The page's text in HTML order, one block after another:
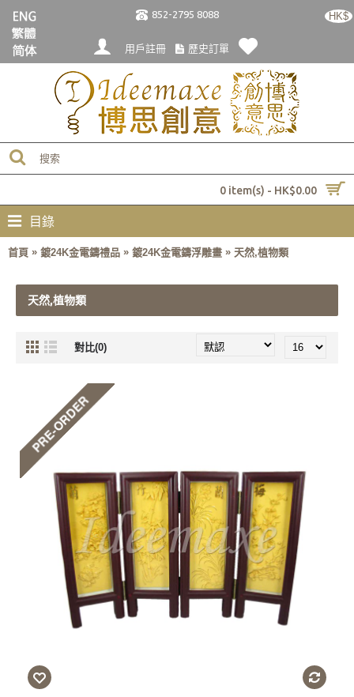
852-2795 8088 HK$
用戶註冊 歷史訂單
0 item(s) - HK$0.00
目錄
首頁 » 鍍24K金電鑄禮品 » 鍍24K金電鑄浮雕畫 » 天然,植物類
天然,植物類
對比(0)